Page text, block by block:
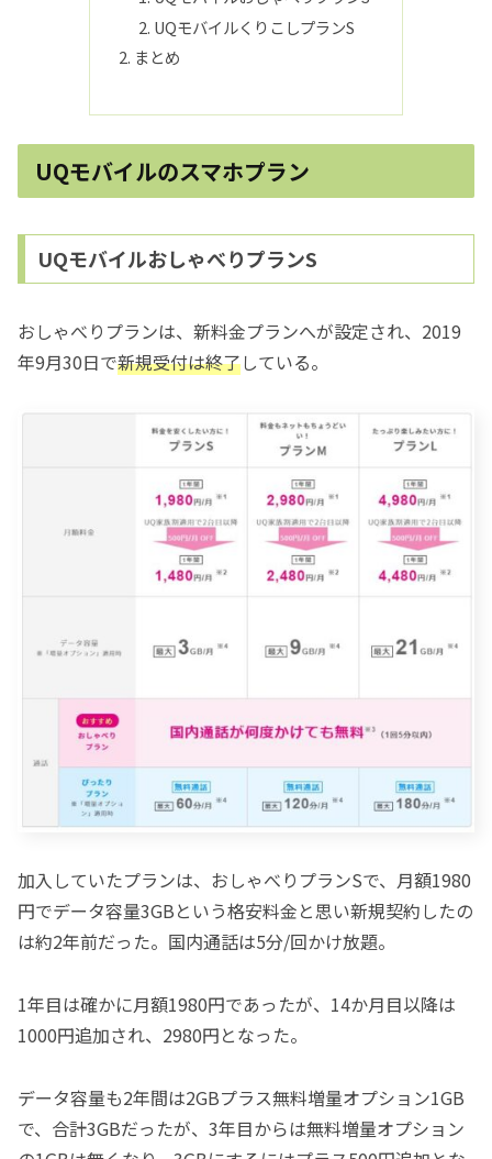
UQモバイルくりこしプランS
まとめ
UQモバイルのスマホプラン
UQモバイルおしゃべりプランS
おしゃべりプランは、新料金プランへが設定され、2019
年9月30日で新規受付は終了している。
加入していたプランは、おしゃべりプランSで、月額1980
円でデータ容量3GBという格安料金と思い新規契約したの
は約2年前だった。国内通話は5分/回かけ放題。
1年目は確かに月額1980円であったが、14か月目以降は
1000円追加され、2980円となった。
データ容量も2年間は2GBプラス無料増量オプション1GB
で、合計3GBだったが、3年目からは無料増量オプション